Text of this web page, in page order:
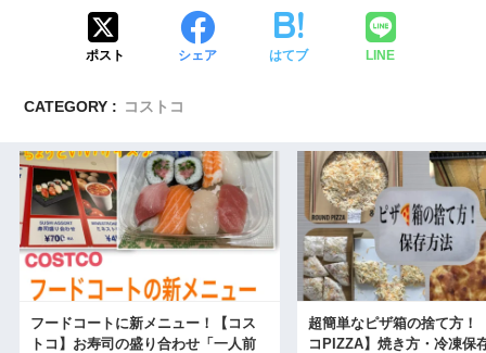
ポスト シェア はてブ LINE
CATEGORY : コストコ
フードコートに新メニュー！【コス
トコ】お寿司の盛り合わせ「一人前
超簡単なピザ箱の捨て方！
コPIZZA】焼き方・冷凍保